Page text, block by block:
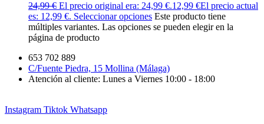
24,99€ El precio original era: 24,99 €.12,99 €El precio actual
es: 12,99 €. Seleccionar opciones Este producto tiene
múltiples variantes. Las opciones se pueden elegir en la
página de producto
653 702 889
C/Fuente Piedra, 15 Mollina (Málaga)
Atención al cliente: Lunes a Viernes 10:00 - 18:00
Instagram Tiktok Whatsapp